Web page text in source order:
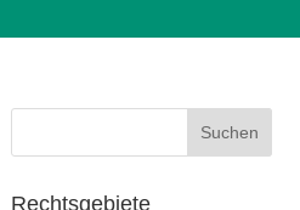
Rechtsgebiete